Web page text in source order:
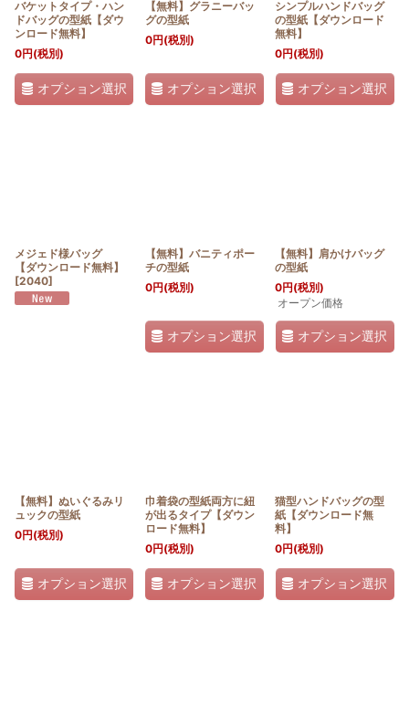
バケットタイプ・ハン
ドバッグの型紙【ダウ
ンロード無料】
0円(税別)
オプション選択
【無料】グラニーバッ
グの型紙
0円(税別)
オプション選択
シンプルハンドバッグ
の型紙【ダウンロード
無料】
0円(税別)
オプション選択
メジェド様バッグ
【ダウンロード無料】
[2040]
【無料】バニティポー
チの型紙
0円(税別)
オプション選択
【無料】肩かけバッグ
の型紙
0円(税別)
オープン価格
オプション選択
【無料】ぬいぐるみリ
ュックの型紙
0円(税別)
オプション選択
巾着袋の型紙両方に紐
が出るタイプ【ダウン
ロード無料】
0円(税別)
オプション選択
猫型ハンドバッグの型
紙【ダウンロード無
料】
0円(税別)
オプション選択